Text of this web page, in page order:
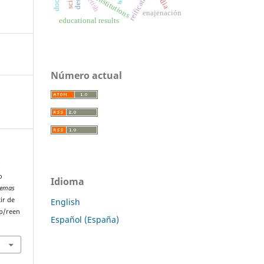
de
reen
institutions enajenación
educational results
Número actual
Idioma
English
Español (España)